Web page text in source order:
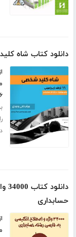
دانلود کتاب شاه
حسابداری